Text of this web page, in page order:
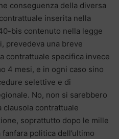
conseguenza della diversa
inserita nella
bis contenuto nella legge
prevedeva una breve
contrattuale specifica invece
4 mesi, e in ogni caso sino
selettive e di
No, non si sarebbero
contrattuale
soprattutto dopo le mille
politica dell’ultimo